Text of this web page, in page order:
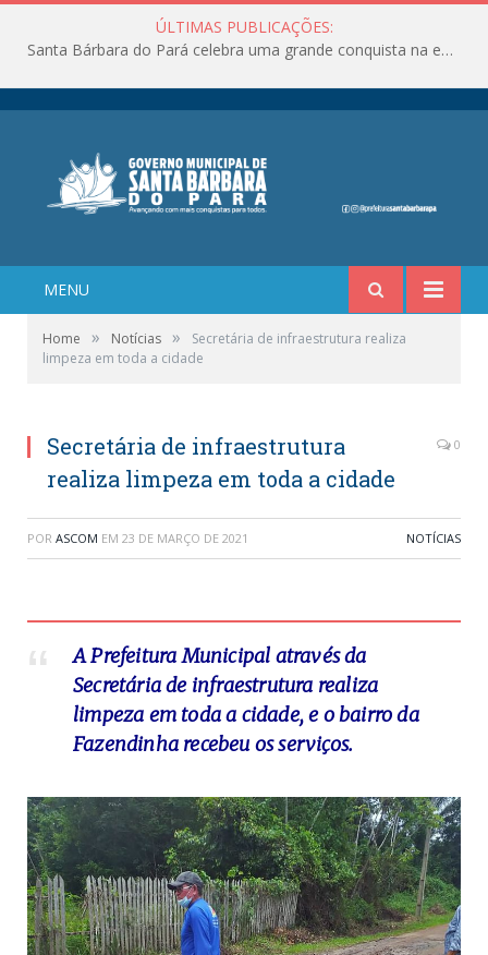
ÚLTIMAS PUBLICAÇÕES:
Santa Bárbara do Pará celebra uma grande conquista na educação!
MENU
Home » Notícias »
Secretária de infraestrutura realiza
limpeza em toda a cidade
Secretária de infraestrutura
realiza limpeza em toda a cidade
0
POR ASCOM EM 23 DE MARÇO DE 2021 NOTÍCIAS
A Prefeitura Municipal através da
Secretária de infraestrutura realiza
limpeza em toda a cidade, e o bairro da
Fazendinha recebeu os serviços.